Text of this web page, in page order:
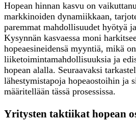
Hopean hinnan kasvu on
markkinoiden dynamiikkaan,
paremmat mahdollisuudet hyötyä
Kysynnän kasvaessa moni
hopeaesineidensä myyntiä, mikä
liiketoimintamahdollisuuksia ja
hopean alalla. Seuraavaksi
lähestymistapoja hopeaostoihin ja
määritellään tässä prosessissa.
Yritysten taktiikat hopean